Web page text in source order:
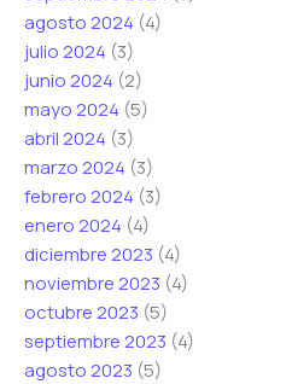
agosto 2024 (4)
julio 2024 (3)
junio 2024 (2)
mayo 2024 (5)
abril 2024 (3)
marzo 2024 (3)
febrero 2024 (3)
enero 2024 (4)
diciembre 2023 (4)
noviembre 2023 (4)
octubre 2023 (5)
septiembre 2023 (4)
agosto 2023 (5)